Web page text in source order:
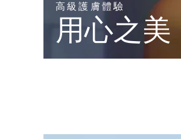
高級護膚體驗
用心之美